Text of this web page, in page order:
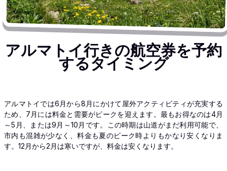
アルマトイ行きの航空券を予約
するタイミング
アルマトイでは6月から8月にかけて屋外アクティビティが充実する
ため、7月には料金と需要がピークを迎えます。最もお得なのは4月
～5月、または9月～10月です。この時期は山道がまだ利用可能で、
市内も混雑が少なく、料金も夏のピーク時よりもかなり安くなりま
す。12月から2月は寒いですが、料金は安くなります。